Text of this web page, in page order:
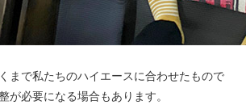
まで私たちのハイエースに合わせたもので
が必要になる場合もあります。